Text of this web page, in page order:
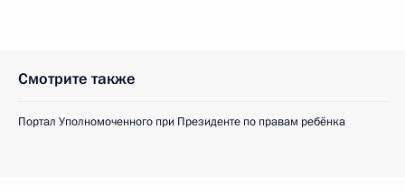
Смотрите также
Портал Уполномоченного при Президенте по правам ребёнка